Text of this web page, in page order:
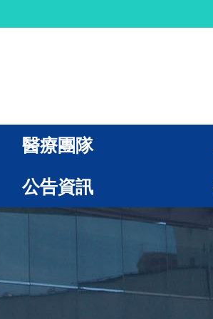
醫療團隊
公告資訊